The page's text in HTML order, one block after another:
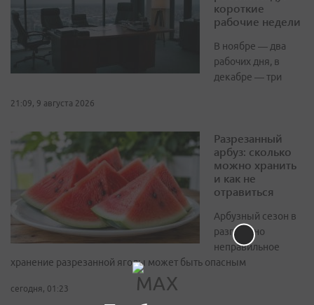
короткие
рабочие недели
В ноябре — два
рабочих дня, в
декабре — три
21:09, 9 августа 2026
Разрезанный
арбуз: сколько
можно хранить
и как не
отравиться
Арбузный сезон в
разгаре, но
неправильное
хранение разрезанной ягоды может быть опасным
сегодня, 01:23